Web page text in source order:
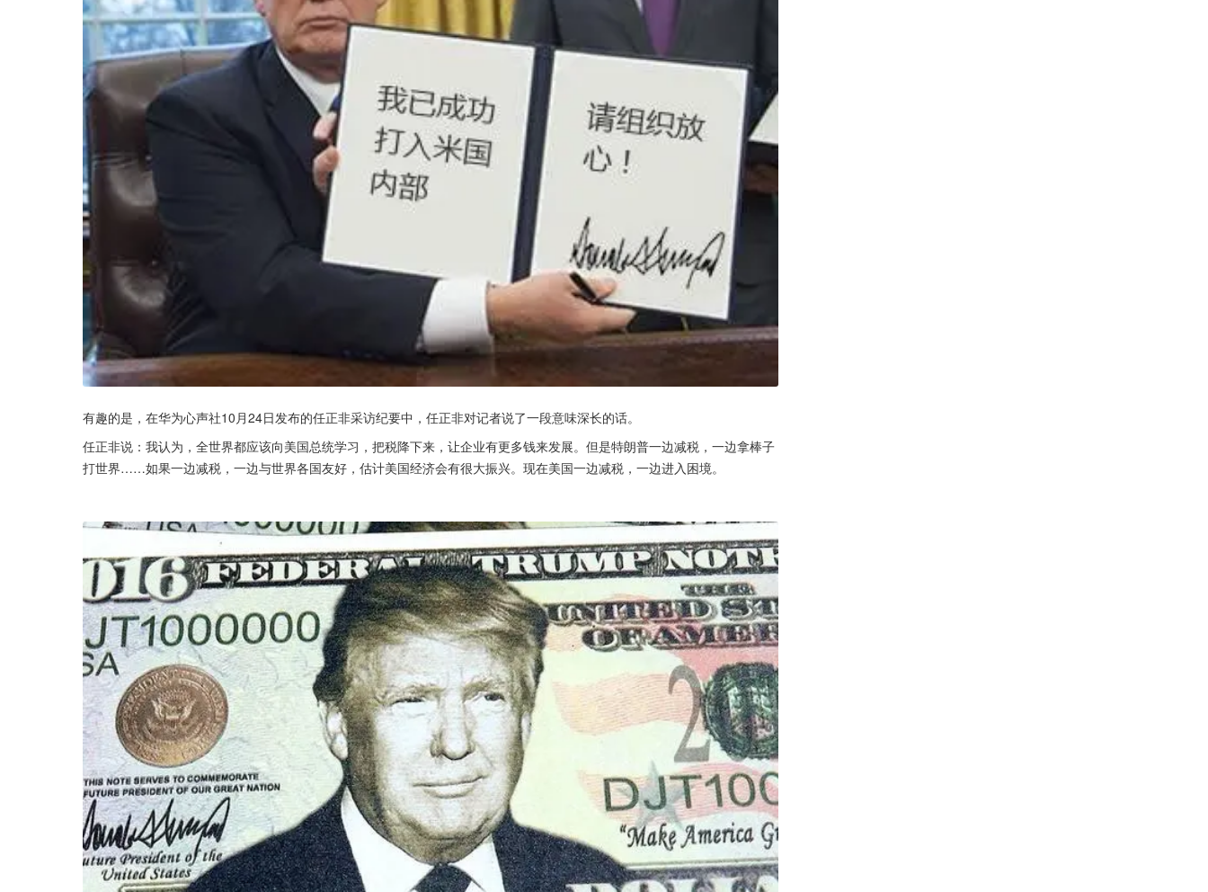
有趣的是，在华为心声社10月24日发布的任正非采访纪要中，任正非对记者说了一段意味深长的话。
任正非说：我认为，全世界都应该向美国总统学习，把税降下来，让企业有更多钱来发展。但是特朗普一边减税，一边拿棒子
打世界……如果一边减税，一边与世界各国友好，估计美国经济会有很大振兴。现在美国一边减税，一边进入困境。